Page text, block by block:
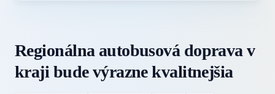
Regionálna autobusová doprava v
kraji bude výrazne kvalitnejšia